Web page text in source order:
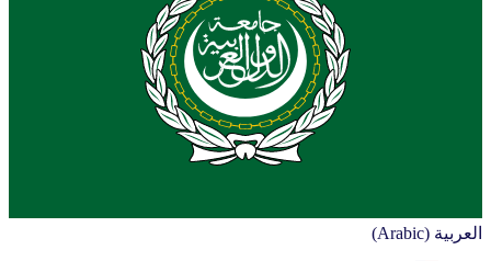
العربية (Arabic)